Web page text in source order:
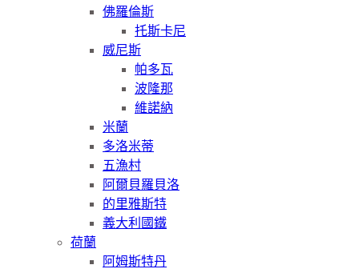
佛羅倫斯
托斯卡尼
威尼斯
帕多瓦
波隆那
維諾納
米蘭
多洛米蒂
五漁村
阿爾貝羅貝洛
的里雅斯特
義大利國鐵
荷蘭
阿姆斯特丹